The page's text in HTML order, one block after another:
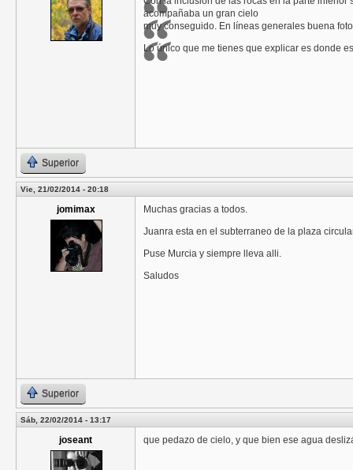
acompañaba un gran cielo
muy conseguido. En líneas generales buena
Lo único que me tienes que explicar es donde
Superior
Vie, 21/02/2014 - 20:18
jomimax
Muchas gracias a todos.
Juanra esta en el subterraneo de la plaza
Puse Murcia y siempre lleva alli.
Saludos
Superior
Sáb, 22/02/2014 - 13:17
joseant que pedazo de cielo, y que bien ese agua